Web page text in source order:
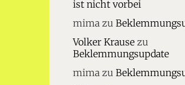
ist nicht vorbei
mimazu
Volker Krausezu
Beklemmungsupdate
mimazu